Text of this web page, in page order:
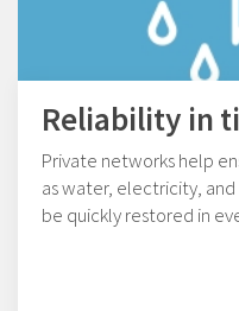
Reliability in
Private networks help
as water, electricity,
be quickly restored in